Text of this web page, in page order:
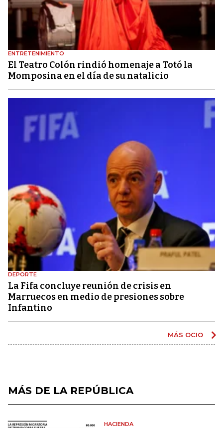
ENTRETENIMIENTO
El Teatro Colón rindió homenaje a Totó la
Momposina en el día de su natalicio
DEPORTE
La Fifa concluye reunión de crisis en
Marruecos en medio de presiones sobre
Infantino
MÁS OCIO
MÁS DE LA REPÚBLICA
HACIENDA